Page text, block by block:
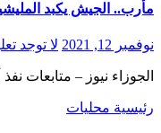
مأرب.. الجيش يكبد
نوفمبر 12, 2021 لا توجد
الجوزاء نيوز – متابعات
رئيسية محليات